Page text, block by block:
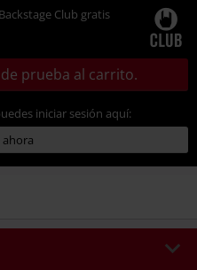
Club gratis
prueba al carrito.
iniciar sesión aquí:
ahora